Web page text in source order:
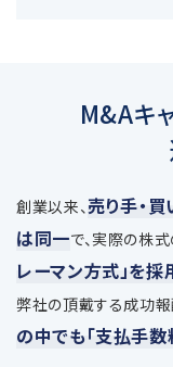
M&Aキ
創業以来、売り手・
は同一で、実際の株式
レーマン方式」を採
弊社の頂戴する成功報
の中でも「支払手